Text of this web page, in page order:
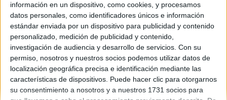
información en un dispositivo, como cookies, y procesamos
datos personales, como identificadores únicos e información
estándar enviada por un dispositivo para publicidad y contenido
personalizado, medición de publicidad y contenido,
investigación de audiencia y desarrollo de servicios. Con su
permiso, nosotros y nuestros socios podemos utilizar datos de
localización geográfica precisa e identificación mediante las
características de dispositivos. Puede hacer clic para otorgarnos
su consentimiento a nosotros y a nuestros 1731 socios para
© Perfil.com 2006-2019 - Todos los derechos reservados
Registro de Propiedad Intelectual: Nro. 5346433